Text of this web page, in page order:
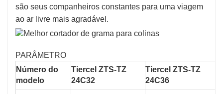
são seus companheiros constantes para uma viagem
ao ar livre mais agradável.
PARÂMETRO
Número do
modelo
Tiercel ZTS-TZ
24C32
Tiercel ZTS-TZ
24C36